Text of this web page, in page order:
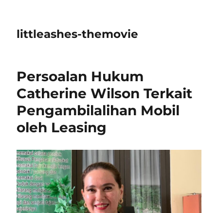
littleashes-themovie
Persoalan Hukum
Catherine Wilson Terkait
Pengambilalihan Mobil
oleh Leasing